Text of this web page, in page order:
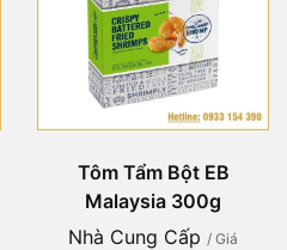
Tôm Tẩm Bột EB
Malaysia 300g
Nhà Cung Cấp / Giá